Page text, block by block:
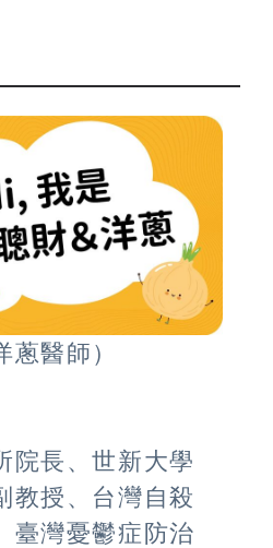
醫師）
院長、世新大學
教授、台灣自殺
臺灣憂鬱症防治